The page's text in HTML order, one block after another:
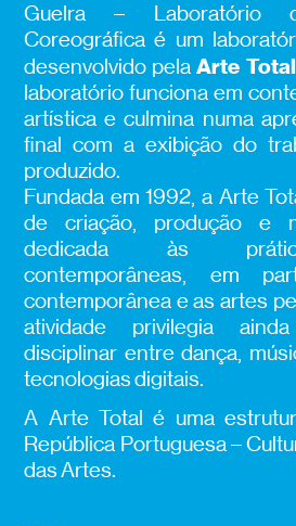
Guelra – Laboratório
Coreográfica é um
desenvolvido pelaArte Total
laboratório funciona em
artística e culmina numa
final com a exibição do
produzido.
Fundada em 1992, a Arte
de criação, produção e
dedicada às
contemporâneas, em
contemporânea e as artes
atividade privilegia
disciplinar entre dança,
tecnologias digitais.
A Arte Total é uma
República Portuguesa –
das Artes.